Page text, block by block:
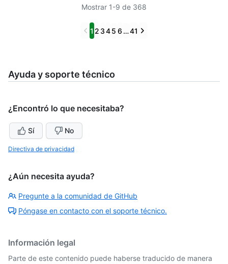
Mostrar 1-9 de 368
Previous
1 2 345 6 …41 Next
Ayuda y soporte técnico
¿Encontró lo que necesitaba?
Sí No
Directiva de privacidad
¿Aún necesita ayuda?
Pregunte a la comunidad de GitHub
Póngase en contacto con el soporte técnico.
Información legal
Parte de este contenido puede haberse traducido de manera